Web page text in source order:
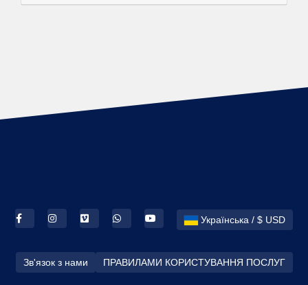
Українська / $ USD
Зв'язок з нами ПРАВИЛАМИ КОРИСТУВАННЯ ПОСЛУГ